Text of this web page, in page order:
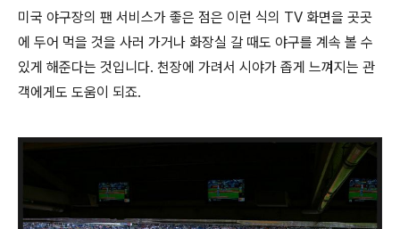
미국 야구장의 팬 서비스가 좋은 점은 이런 식의 TV 화면을 곳곳
에 두어 먹을 것을 사러 가거나 화장실 갈 때도 야구를 계속 볼 수
있게 해준다는 것입니다. 천장에 가려서 시야가 좁게 느껴지는 관
객에게도 도움이 되죠.